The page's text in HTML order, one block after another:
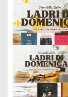
n
e
a
r